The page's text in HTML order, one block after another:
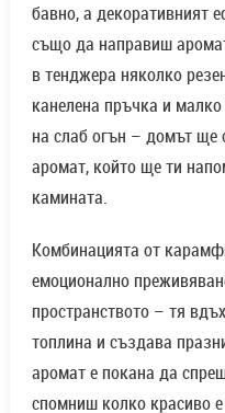
бавно, а декоративният
също да направиш
в тенджера няколко
канелена пръчка и
на слаб огън – домът ще
аромат, който ще ти
камината.
Комбинацията от
емоционално
пространството – тя
топлина и създава
аромат е покана да
спомниш колко красиво